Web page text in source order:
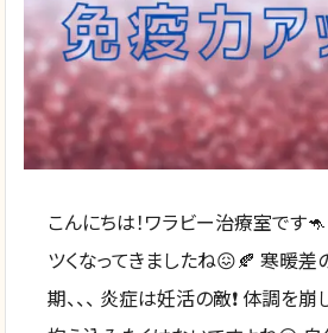
こんにちは！ワラビー治療室です
ツくなってきましたね😖🍂 寒暖差
期、、、 炎症は妊活の敵❗️ 体調を